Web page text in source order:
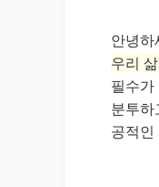
안녕하
우리
필수가
분투하
공적인